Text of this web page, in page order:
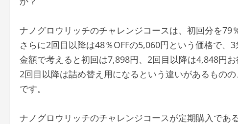
ナノグロウリッチのチャレンジコースは、初回分を79
さらに2回目以降は48％OFFの5,060円という価格で、3
金額で考えると初回は7,898円、2回目以降は4,848円お
2回目以降は詰め替え用になるという違いがあるもの
です。
ナノグロウリッチのチャレンジコースが定期購入であ